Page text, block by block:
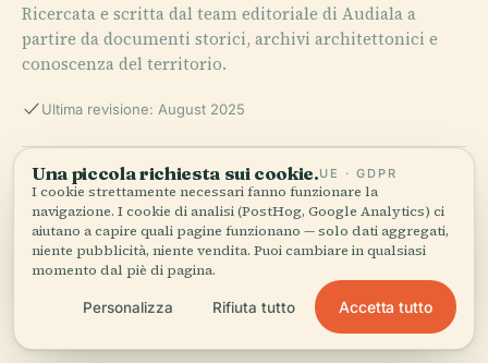
Ricercata e scritta dal team editoriale di Audiala a
partire da documenti storici, archivi architettonici e
conoscenza del territorio.
Ultima revisione: August 2025
Visiting the Monument To The Red Army Soldiers in
Tábor: History, Hours, and Travel Tips, 2025, Visit Tábor
Monument to the Red Army Soldiers in Tábor: Visiting
Hours, Tickets & Historical Significance, 2025, Radio
Prague International & Amusing Planet
Una piccola richiesta sui cookie.UE · GDPR
I cookie strettamente necessari fanno funzionare la
navigazione. I cookie di analisi (PostHog, Google Analytics) ci
aiutano a capire quali pagine funzionano — solo dati aggregati,
niente pubblicità, niente vendita. Puoi cambiare in qualsiasi
momento dal piè di pagina.
Personalizza Rifiuta tutto Accetta tutto